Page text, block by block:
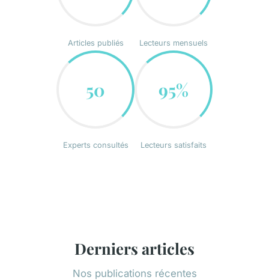
Articles publiés Lecteurs mensuels
50
Experts consultés
95%
Lecteurs satisfaits
Derniers articles
Nos publications récentes